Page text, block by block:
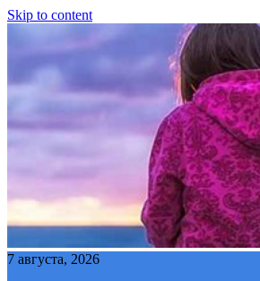
Skip to content
7 августа, 2026